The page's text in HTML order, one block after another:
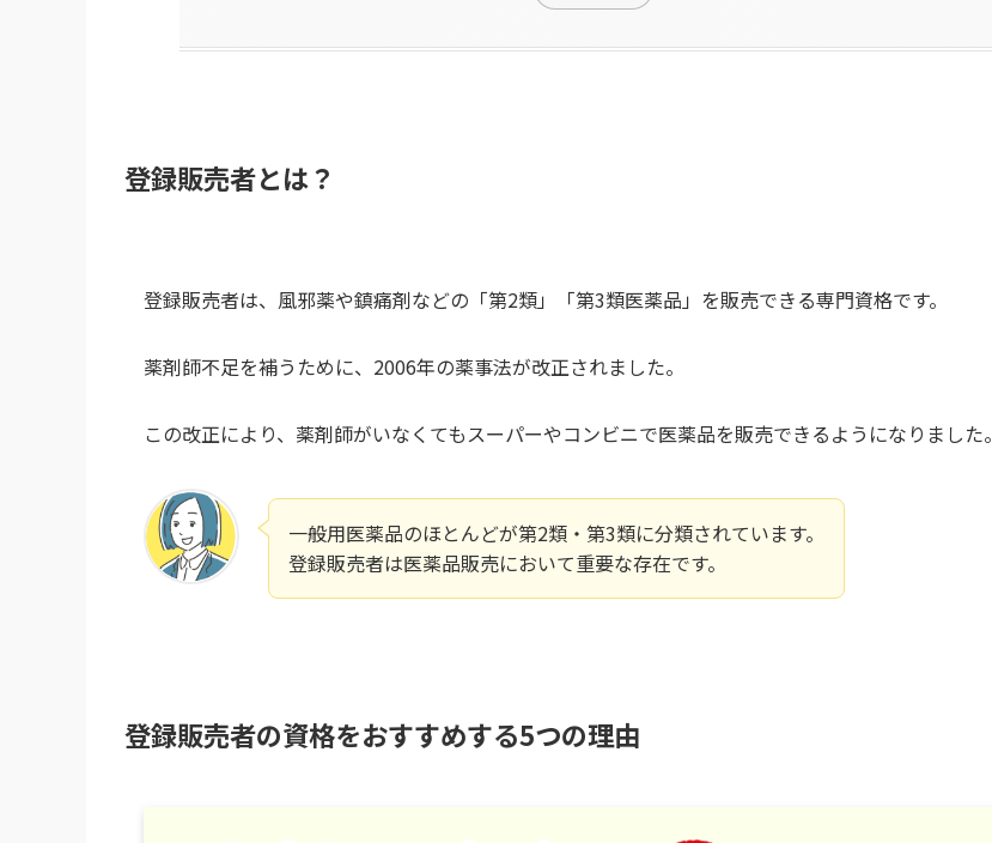
登録販売者とは？
登録販売者は、風邪薬や鎮痛剤などの「第2類」「第3類医薬品」を販売できる専門資格です。
薬剤師不足を補うために、2006年の薬事法が改正されました。
この改正により、薬剤師がいなくてもスーパーやコンビニで医薬品を販売できるようになりました。
一般用医薬品のほとんどが第2類・第3類に分類されています。
登録販売者は医薬品販売において重要な存在です。
登録販売者の資格をおすすめする5つの理由